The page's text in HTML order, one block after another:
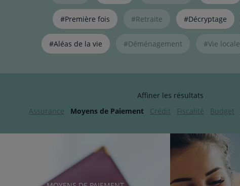
thématiques
lien
#Première fois #Retraite #Décryptage
#Aléas de la vie #Déménagement #Vie locale
Affiner les résultats
Assurance
Moyens de Paiement Crédit Fiscalité Budget